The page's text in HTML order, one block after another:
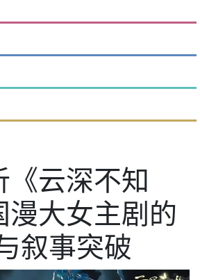
《云深不知
漫大女主剧的
叙事突破